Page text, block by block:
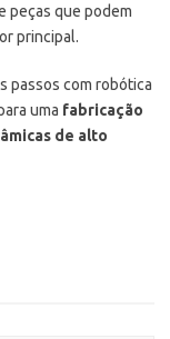
peças que podem
principal.
passos com robótica
uma fabricação
de alto